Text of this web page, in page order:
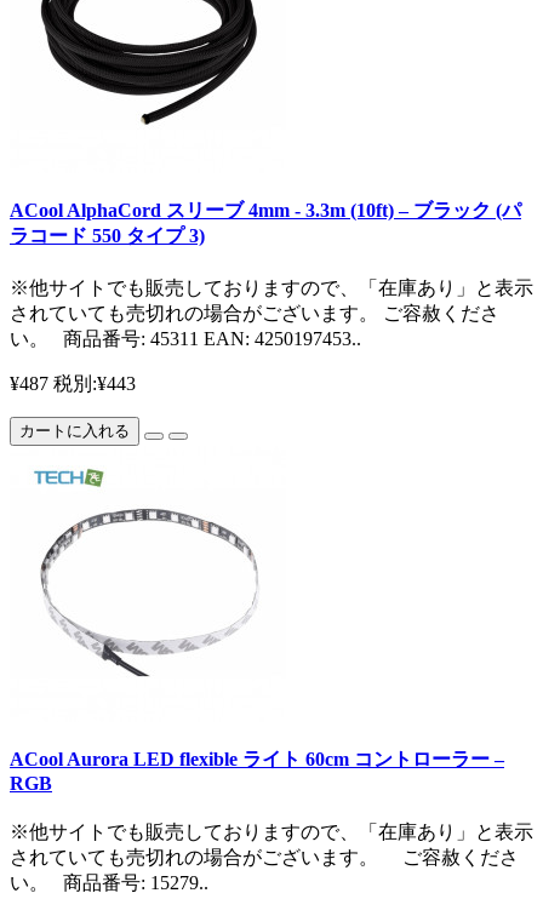
ACool AlphaCord スリーブ 4mm - 3.3m (10ft) – ブラック (パ
ラコード 550 タイプ 3)
※他サイトでも販売しておりますので、「在庫あり」と表示
されていても売切れの場合がございます。 ご容赦くださ
い。 商品番号: 45311 EAN: 4250197453..
¥487 税別:¥443
カートに入れる
ACool Aurora LED flexible ライト 60cm コントローラー –
RGB
※他サイトでも販売しておりますので、「在庫あり」と表示
されていても売切れの場合がございます。 ご容赦くださ
い。 商品番号: 15279..